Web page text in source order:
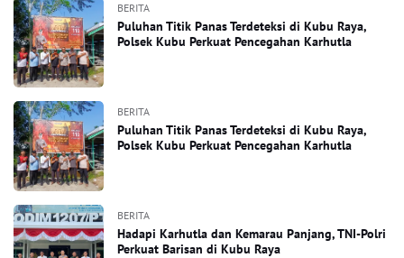
BERITA
Puluhan Titik Panas Terdeteksi di Kubu Raya,
Polsek Kubu Perkuat Pencegahan Karhutla
BERITA
Puluhan Titik Panas Terdeteksi di Kubu Raya,
Polsek Kubu Perkuat Pencegahan Karhutla
BERITA
Hadapi Karhutla dan Kemarau Panjang, TNI-Polri
Perkuat Barisan di Kubu Raya